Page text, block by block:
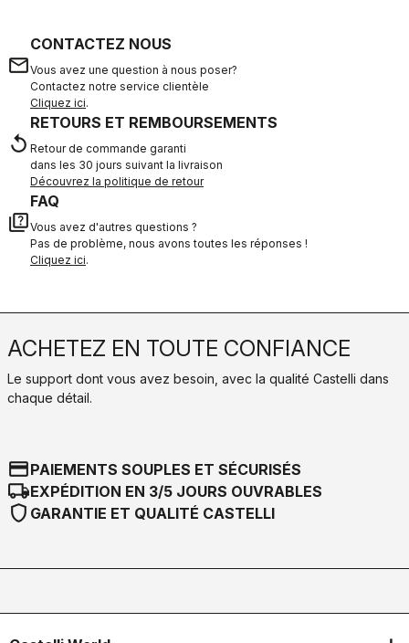
email
CONTACTEZ NOUS
Vous avez une question à nous poser?
Contactez notre service clientèle
Cliquez ici.
replay
RETOURS ET REMBOURSEMENTS
Retour de commande garanti
dans les 30 jours suivant la livraison
Découvrez la politique de retour
quiz
FAQ
Vous avez d'autres questions ?
Pas de problème, nous avons toutes les réponses !
Cliquez ici.
ACHETEZ EN TOUTE CONFIANCE
Le support dont vous avez besoin, avec la qualité Castelli dans
chaque détail.
credit_cardPAIEMENTS SOUPLES ET SÉCURISÉS
local_shippingEXPÉDITION EN 3/5 JOURS OUVRABLES
shield GARANTIE ET QUALITÉ CASTELLI